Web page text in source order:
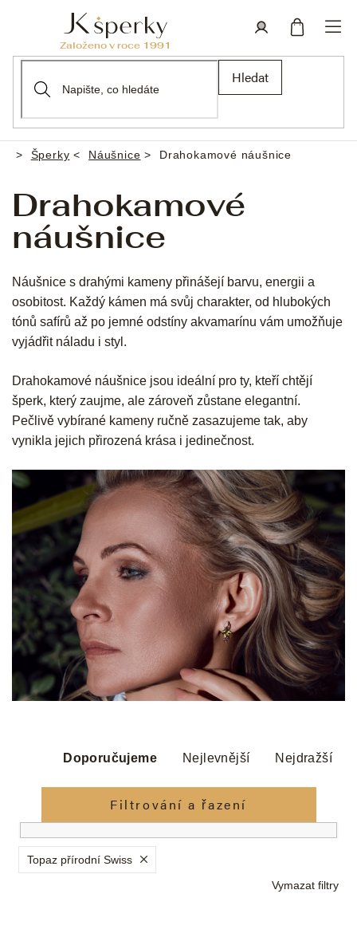
Hledat
Domů
Šperky Náušnice Drahokamové náušnice
Drahokamové
náušnice
Náušnice s drahými kameny přinášejí barvu, energii a
osobitost. Každý kámen má svůj charakter, od hlubokých
tónů safírů až po jemné odstíny akvamarínu vám umožňuje
vyjádřit náladu i styl.
Drahokamové náušnice jsou ideální pro ty, kteří chtějí
šperk, který zaujme, ale zároveň zůstane elegantní.
Pečlivě vybírané kameny ručně zasazujeme tak, aby
vynikla jejich přirozená krása i jedinečnost.
z
n
í
p
r
Doporučujeme Nejlevnější Nejdražší
Filtrování a řazení
Topaz přírodní Swiss
Vymazat filtry